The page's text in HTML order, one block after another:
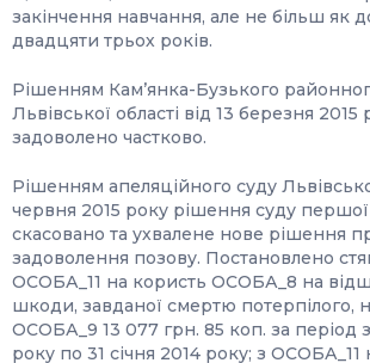
закінчення навчання, але не більш як
двадцяти трьох років.
Рішенням Кам’янка-Бузького
Львівської області від 13 березня 2015
задоволено частково.
Рішенням апеляційного суду
червня 2015 року рішення суду першої
скасовано та ухвалене нове рішення
задоволення позову. Постановлено
ОСОБА_11 на користь ОСОБА_8 на
шкоди, завданої смертю потерпілого,
ОСОБА_9 13 077 грн. 85 коп. за період
року по 31 січня 2014 року; з ОСОБА_11